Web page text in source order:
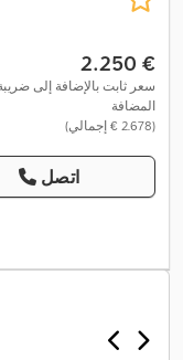
‏2.250 €
سعر ثابت بالإضافة إلى
المضافة
(‏2.678 € إجمالي)
اتصل